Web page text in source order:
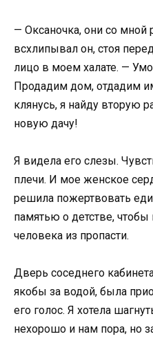
— Оксаночка, они со мной
всхлипывал он, стоя
лицо в моем халате. —
Продадим дом, отдадим
клянусь, я найду вторую
новую дачу!
Я видела его слезы.
плечи. И мое женское
решила пожертвовать
памятью о детстве,
человека из пропасти.
Дверь соседнего
якобы за водой, была
его голос. Я хотела
нехорошо и нам пора, но